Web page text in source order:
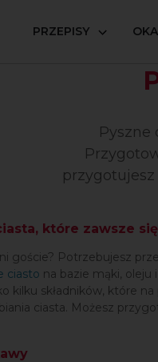
PRZEPISY
Szybkie/łatwe
Pyszne
które zawsze
goście? Potrzebujesz
ciasto na bazie mąki, oleju
kilku składników, które
ciasta. Możesz